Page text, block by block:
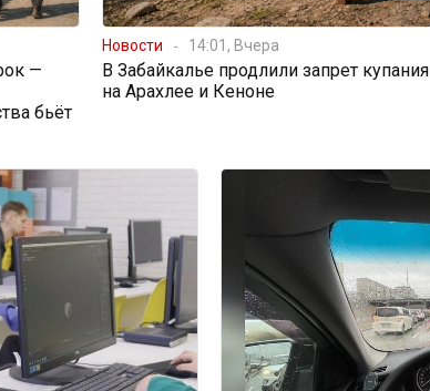
—
бьёт
Новости 14:01, Вчера
В Забайкалье продлили запрет купания
на Арахлее и Кеноне